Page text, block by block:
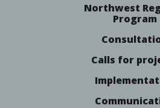
Northwest
Program
Calls for